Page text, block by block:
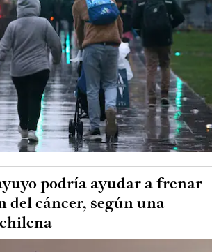
podría ayudar a frenar
del cáncer, según una